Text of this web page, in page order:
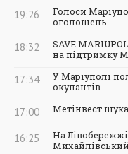
19:26
Голоси
оголошень
18:32
SAVE
на підтримку
17:34
У Маріуполі
окупантів
17:00 Метінвест
16:25
На